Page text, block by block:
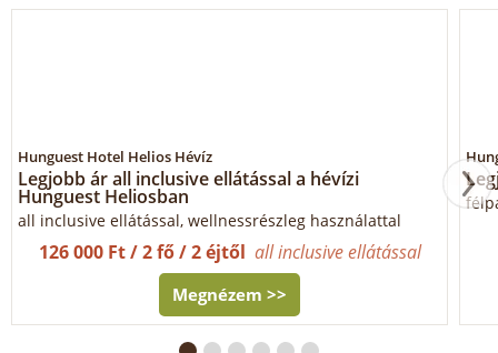
Hunguest Hotel Helios Hévíz
Legjobb ár all inclusive ellátással a hévízi
Hunguest Heliosban
all inclusive ellátással, wellnessrészleg használattal
126 000 Ft / 2 fő / 2 éjtől all inclusive ellátással
Megnézem >>